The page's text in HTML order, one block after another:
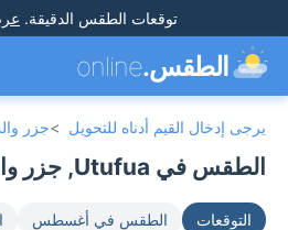
توقعات الطقس الدقيقة.
الطقس.online
يرجى إدخال القيم أدناه للتحويل >جزر
الطقس في Utufua, جزر والس وفوتونا 🇼🇫
التوقعات الطقس في أغسطس